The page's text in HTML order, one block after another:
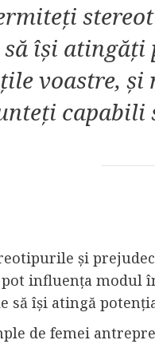
își
voastre, și
capabili
și
influența modul
să își atingă
de femei